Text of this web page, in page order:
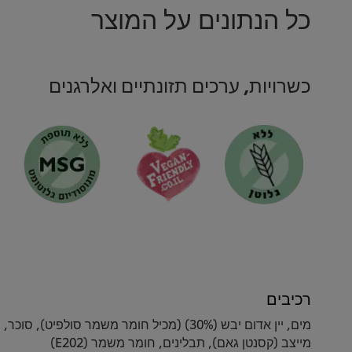
זה
כל הנתונים על המוצר
כשרויות, ערכים תזונתיים ואלרגנים
רכיבים
מייצב (קסנטן גאם), תבלינים, חומר משמר (E202)